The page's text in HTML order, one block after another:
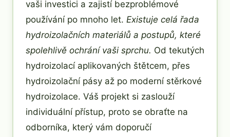
vaši investici a zajistí bezproblémové
používání po mnoho let. Existuje celá řada
hydroizolačních materiálů a postupů, které
spolehlivě ochrání vaši sprchu. Od tekutých
hydroizolací aplikovaných štětcem, přes
hydroizolační pásy až po moderní stěrkové
hydroizolace. Váš projekt si zaslouží
individuální přístup, proto se obraťte na
odborníka, který vám doporučí